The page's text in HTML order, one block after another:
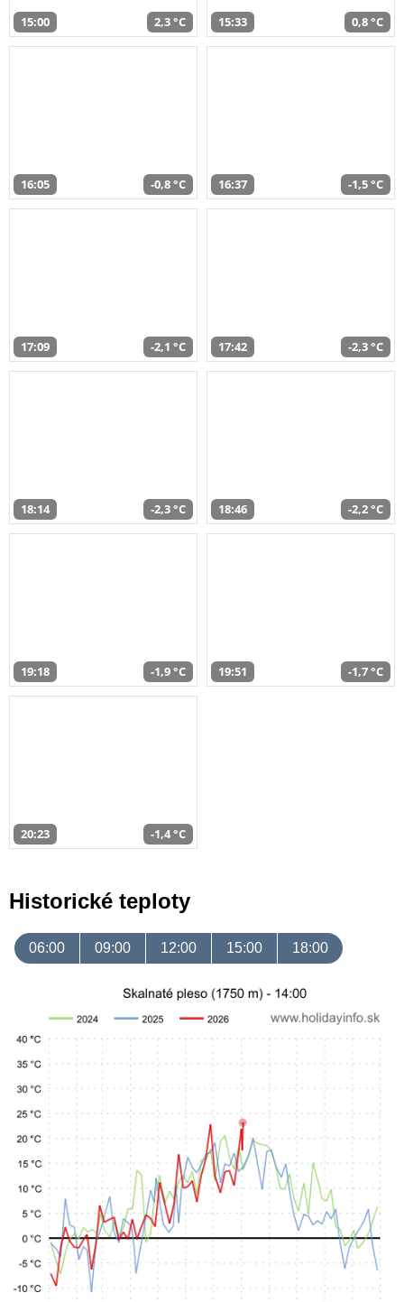
15:00 2,3 °C 15:33 0,8 °C
16:05 -0,8 °C 16:37 -1,5 °C
17:09 -2,1 °C 17:42 -2,3 °C
18:14 -2,3 °C 18:46 -2,2 °C
19:18 -1,9 °C 19:51 -1,7 °C
20:23 -1,4 °C
Historické teploty
06:00 09:00 12:00 15:00 18:00